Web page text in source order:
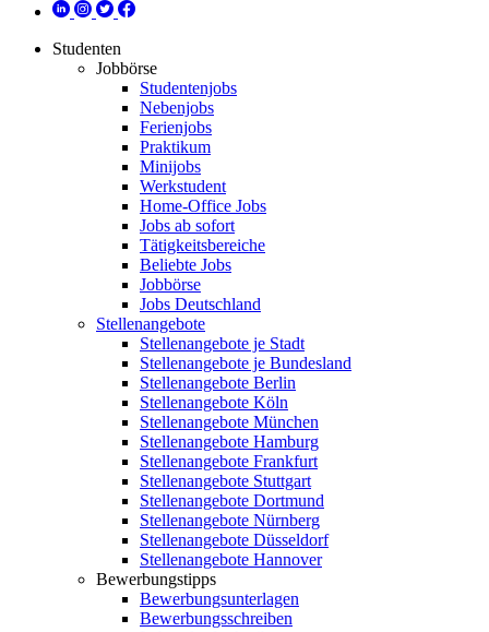
Studenten
Jobbörse
Studentenjobs
Nebenjobs
Ferienjobs
Praktikum
Minijobs
Werkstudent
Home-Office Jobs
Jobs ab sofort
Tätigkeitsbereiche
Beliebte Jobs
Jobbörse
Jobs Deutschland
Stellenangebote
Stellenangebote je Stadt
Stellenangebote je Bundesland
Stellenangebote Berlin
Stellenangebote Köln
Stellenangebote München
Stellenangebote Hamburg
Stellenangebote Frankfurt
Stellenangebote Stuttgart
Stellenangebote Dortmund
Stellenangebote Nürnberg
Stellenangebote Düsseldorf
Stellenangebote Hannover
Bewerbungstipps
Bewerbungsunterlagen
Bewerbungsschreiben